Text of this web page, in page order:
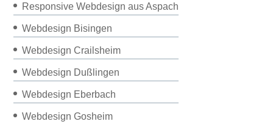
Responsive Webdesign aus Aspach
Webdesign Bisingen
Webdesign Crailsheim
Webdesign Dußlingen
Webdesign Eberbach
Webdesign Gosheim